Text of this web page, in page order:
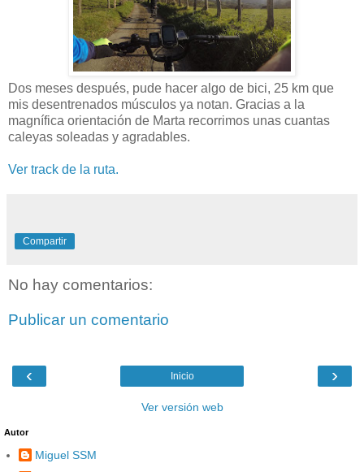
Dos meses después, pude hacer algo de bici, 25 km que
mis desentrenados músculos ya notan. Gracias a la
magnífica orientación de Marta recorrimos unas cuantas
caleyas soleadas y agradables.
Ver track de la ruta.
Compartir
No hay comentarios:
Publicar un comentario
‹ ›
Inicio
Ver versión web
Autor
Miguel SSM